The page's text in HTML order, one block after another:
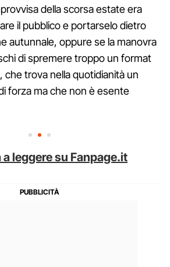
della scorsa estate era
il pubblico e portarselo dietro
autunnale, oppure se la manovra
di spremere troppo un format
trova nella quotidianità un
forza ma che non è esente
leggere su Fanpage.it